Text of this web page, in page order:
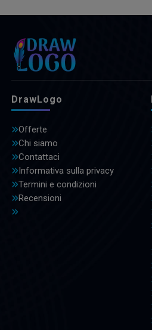
DrawLogo
Offerte
Chi siamo
Contattaci
Informativa sulla privacy
Termini e condizioni
Recensioni